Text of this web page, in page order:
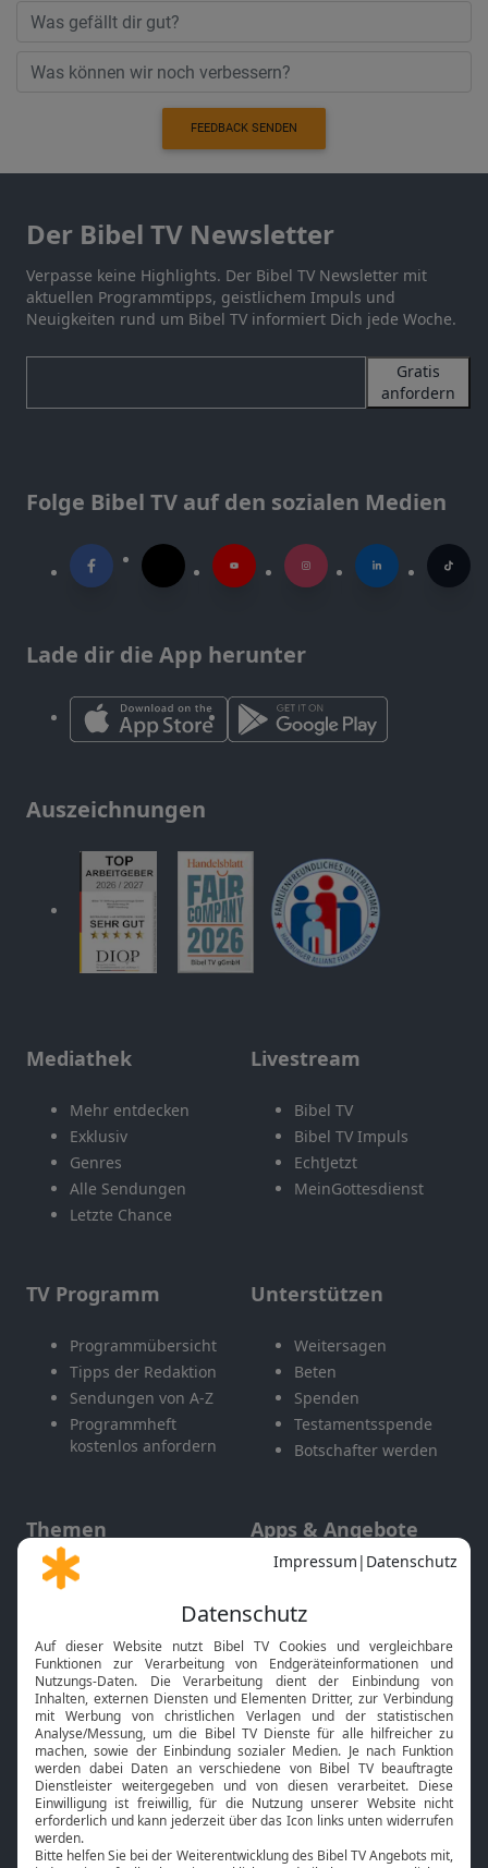
FEEDBACK SENDEN
Der Bibel TV Newsletter
Verpasse keine Highlights. Der Bibel TV Newsletter mit
aktuellen Programmtipps, geistlichem Impuls und
Neuigkeiten rund um Bibel TV informiert Dich jede Woche.
Gratis
anfordern
Folge Bibel TV auf den sozialen Medien
Lade dir die App herunter
Auszeichnungen
Mediathek
Mehr entdecken
Exklusiv
Genres
Alle Sendungen
Letzte Chance
Livestream
Bibel TV
Bibel TV Impuls
EchtJetzt
MeinGottesdienst
TV Programm
Programmübersicht
Tipps der Redaktion
Sendungen von A-Z
Programmheft
kostenlos anfordern
Unterstützen
Weitersagen
Beten
Spenden
Testamentsspende
Botschafter werden
Themen
Gott und Bibel erklärt
Neuigkeiten
Apps & Angebote
Mobile App
Smart TV
HbbTV
Bibelthek Online-Bibel
Nächster Gottesdienst
Bibel TV Service